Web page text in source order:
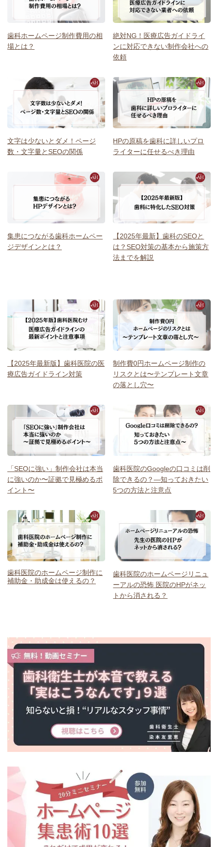
歯科ホームページ制作費用の相
場とは？
絶対NG！医療広告ガイドライ
ンに対応できない制作会社への
依頼
文字は少ないとダメ！ページ
数・文字量とSEOの関係
HPの原稿を歯科に詳しいプロ
ライターに任せるべき理由
集患につながる歯科ホームペー
ジデザインとは？
【2025年最新】歯科のSEOと
は？SEO対策の基本から施策方
法までを解説
【2025年最新版】歯科医院の医
療広告ガイドライン対策
制作費0円ホームページ制作の
リスクとは〜テンプレート文章
の落とし穴〜
「SEOに強い」制作会社は本当
に強いのか〜証拠で見極めるポ
イント〜
歯科医院のGoogleの口コミは削
除できるの？―知っておきたい
5つの方法と注意点
歯科医院のホームページ制作に
補助金・助成金は使えるの？
歯科医院のホームページリニュ
ーアルの恐怖 医院のHPがネッ
トから消される？